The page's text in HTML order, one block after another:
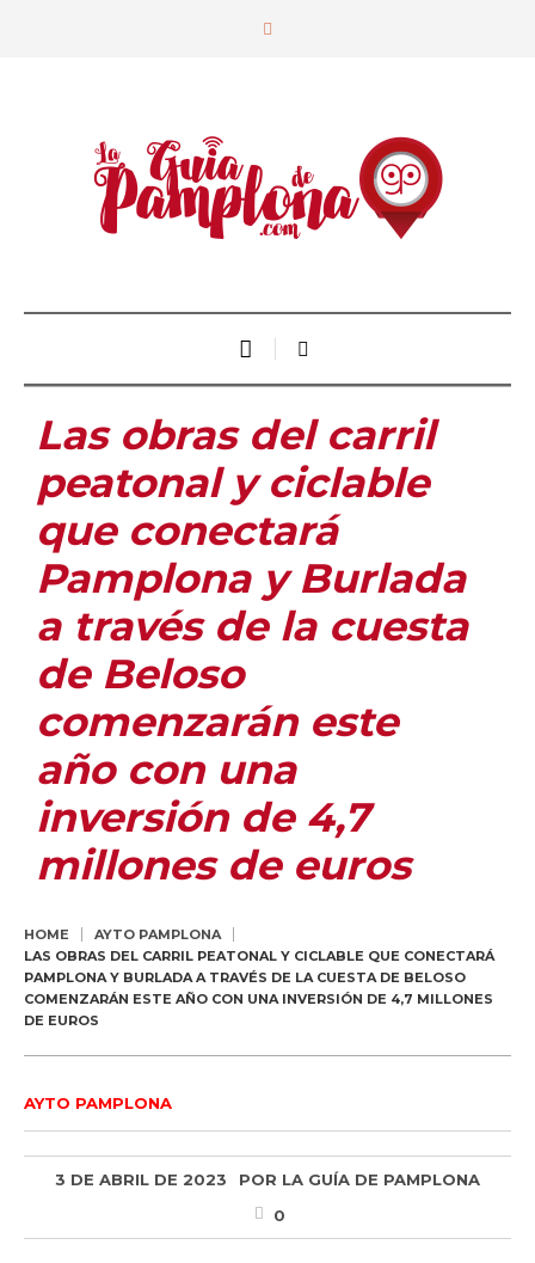
Las obras del carril
peatonal y ciclable
que conectará
Pamplona y Burlada
a través de la cuesta
de Beloso
comenzarán este
año con una
inversión de 4,7
millones de euros
HOME
AYTO PAMPLONA
LAS OBRAS DEL CARRIL PEATONAL Y CICLABLE QUE CONECTARÁ
PAMPLONA Y BURLADA A TRAVÉS DE LA CUESTA DE BELOSO
COMENZARÁN ESTE AÑO CON UNA INVERSIÓN DE 4,7 MILLONES
DE EUROS
AYTO PAMPLONA
3 DE ABRIL DE 2023 POR LA GUÍA DE PAMPLONA
0